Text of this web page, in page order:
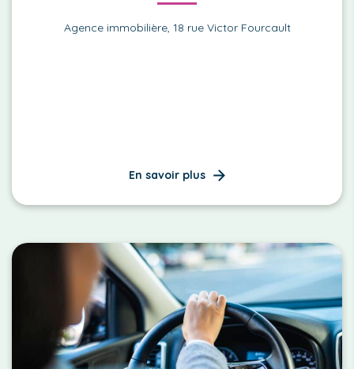
Agence immobilière, 18 rue Victor Fourcault
En savoir plus